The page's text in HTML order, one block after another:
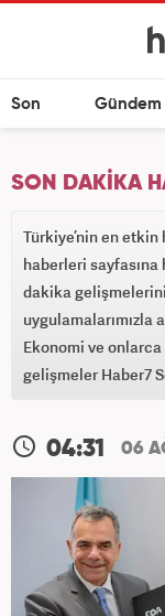
Son Gündem
SON DAKİKA
Türkiye’nin en
haberleri
dakika
uygulamalarımızla
Ekonomi ve
gelişmeler Haber7
04:31 06